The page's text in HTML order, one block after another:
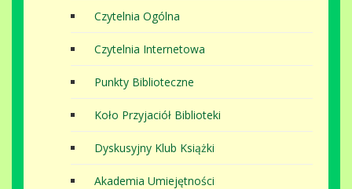
Czytelnia Ogólna
Czytelnia Internetowa
Punkty Biblioteczne
Koło Przyjaciół Biblioteki
Dyskusyjny Klub Książki
Akademia Umiejętności